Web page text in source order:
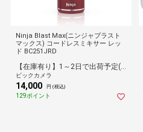
Ninja Blast Max(ニンジャブラスト
マックス) コードレスミキサー レッ
ド BC251JRD
ビックカメラ
14,000 円 (税込)
129ポイント